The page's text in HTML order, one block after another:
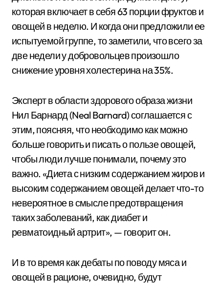
которая включает в себя 63 порции фруктов и
овощей в неделю. И когда они предложили ее
испытуемой группе, то заметили, что всего за
две недели у добровольцев произошло
снижение уровня холестерина на 35%.
Эксперт в области здорового образа жизни
Нил Барнард (Neal Barnard) соглашается с
этим, поясняя, что необходимо как можно
больше говорить и писать о пользе овощей,
чтобы люди лучше понимали, почему это
важно. «Диета с низким содержанием жиров и
высоким содержанием овощей делает что-то
невероятное в смысле предотвращения
таких заболеваний, как диабет и
ревматоидный артрит», — говорит он.
И в то время как дебаты по поводу мяса и
овощей в рационе, очевидно, будут